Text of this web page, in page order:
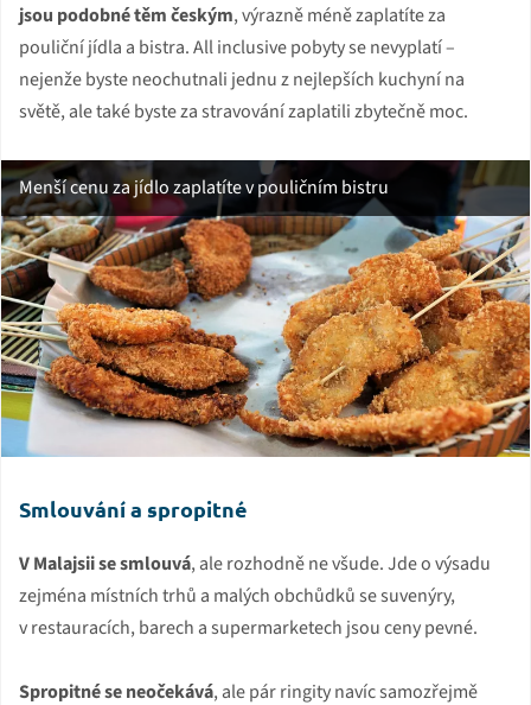
jsou podobné těm českým, výrazně méně zaplatíte za
pouliční jídla a bistra. All inclusive pobyty se nevyplatí –
nejenže byste neochutnali jednu z nejlepších kuchyní na
světě, ale také byste za stravování zaplatili zbytečně moc.
Menší cenu za jídlo zaplatíte v pouličním bistru
Smlouvání a spropitné
V Malajsii se smlouvá, ale rozhodně ne všude. Jde o výsadu
zejména místních trhů a malých obchůdků se suvenýry,
v restauracích, barech a supermarketech jsou ceny pevné.
Spropitné se neočekává, ale pár ringity navíc samozřejmě